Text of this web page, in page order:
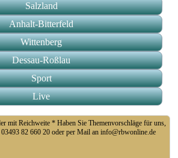
Salzland
Anhalt-Bitterfeld
Wittenberg
Dessau-Roßlau
Sport
Live
mit Reichweite * Haben Sie Themenvorschläge für uns,
03493 82 660 20 oder per Mail an info@rbwonline.de